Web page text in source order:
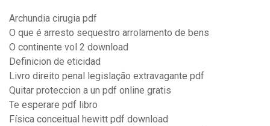
Archundia cirugia pdf
O que é arresto sequestro arrolamento de bens
O continente vol 2 download
Definicion de eticidad
Livro direito penal legislação extravagante pdf
Quitar proteccion a un pdf online gratis
Te esperare pdf libro
Física conceitual hewitt pdf download